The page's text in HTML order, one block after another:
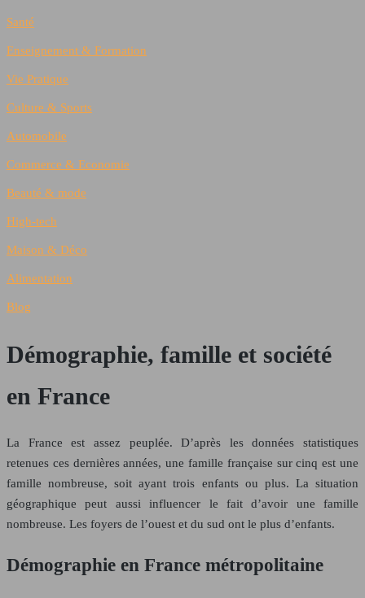
Santé
Enseignement & Formation
Vie Pratique
Culture & Sports
Automobile
Commerce & Economie
Beauté & mode
High-tech
Maison & Déco
Alimentation
Blog
Démographie, famille et société
en France
La France est assez peuplée. D’après les données statistiques
retenues ces dernières années, une famille française sur cinq est une
famille nombreuse, soit ayant trois enfants ou plus. La situation
géographique peut aussi influencer le fait d’avoir une famille
nombreuse. Les foyers de l’ouest et du sud ont le plus d’enfants.
Démographie en France métropolitaine